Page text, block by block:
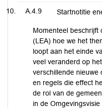
A.4.9 Startnotitie
Momenteel beschrijft
(LEA) hoe we het
loopt aan het einde
veel veranderd op
verschillende nieuwe
en regels die effect
de rol van de
in de